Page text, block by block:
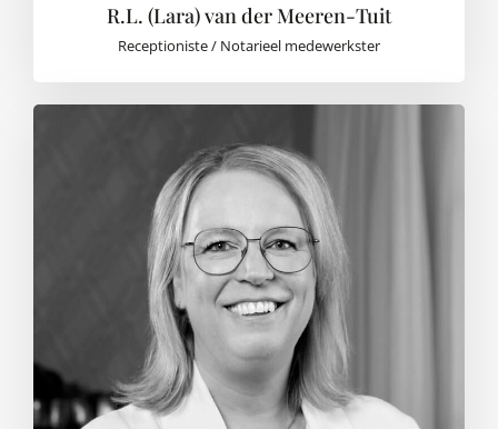
R.L. (Lara) van der Meeren-Tuit
Receptioniste / Notarieel medewerkster